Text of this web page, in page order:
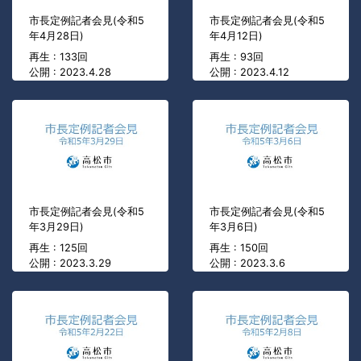
市長定例記者会見(令和5
年4月28日)
再生 : 133回
公開 : 2023.4.28
市長定例記者会見(令和5
年4月12日)
再生 : 93回
公開 : 2023.4.12
市長定例記者会見(令和5
年3月29日)
再生 : 125回
公開 : 2023.3.29
市長定例記者会見(令和5
年3月6日)
再生 : 150回
公開 : 2023.3.6